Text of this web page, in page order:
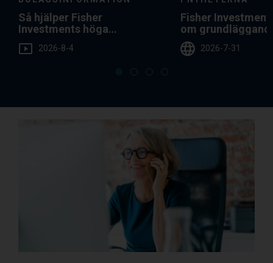
Så hjälper Fisher
Investments höga
servicenivå dig
2026-8-4
Fisher
om
diversifiering
2026-7-31